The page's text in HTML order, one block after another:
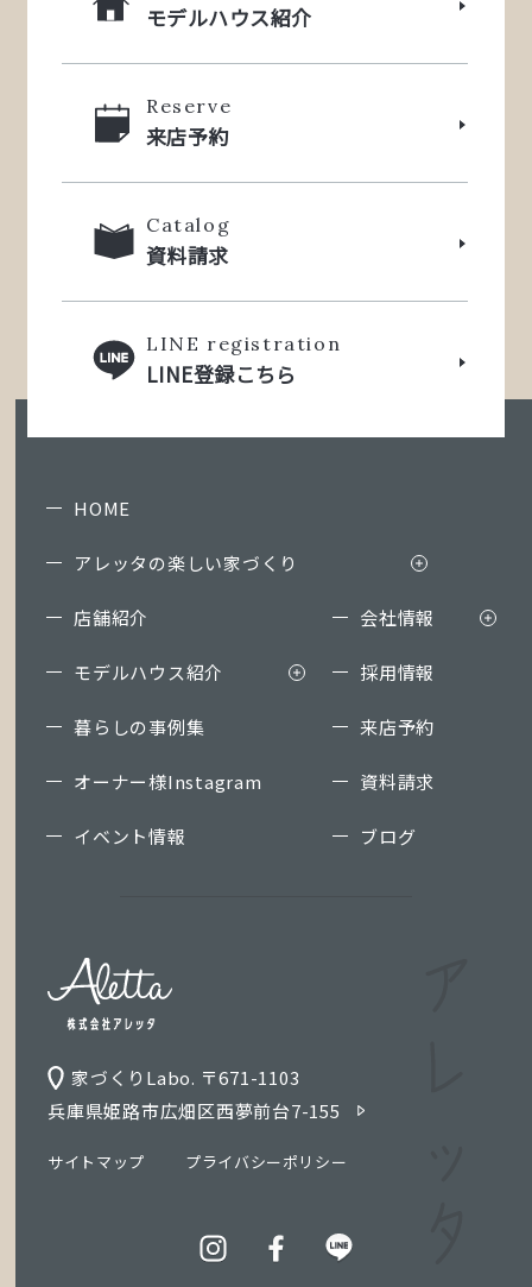
モデルハウス紹介
Reserve
来店予約
Catalog
資料請求
LINE registration
LINE登録こちら
家づくりLabo. 〒671-1103
兵庫県姫路市広畑区西夢前台7-155
サイトマップ プライバシーポリシー
HOME
アレッタの楽しい家づくり
店舗紹介
モデルハウス紹介
暮らしの事例集
オーナー様Instagram
イベント情報
会社情報
採用情報
来店予約
資料請求
ブログ